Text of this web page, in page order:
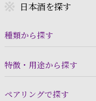
日本酒を探す
種類から探す
特徴・用途から探す
ペアリングで探す